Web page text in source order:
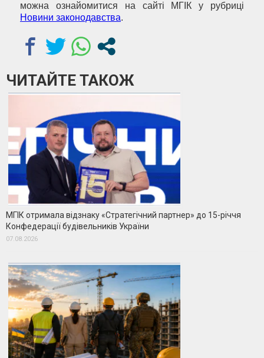
можна ознайомитися на сайті МГІК у рубриці
Новини законодавства.
ЧИТАЙТЕ ТАКОЖ
МГІК отримала відзнаку «Стратегічний партнер» до 15-річчя
Конфедерації будівельників України
07.08.2026